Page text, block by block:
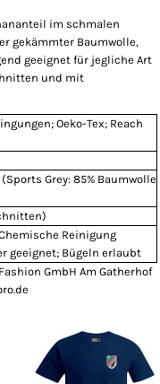
im schmalen
gekämmter Baumwolle,
geeignet für jegliche Art
und mit
Oeko-Tex; Reach
Grey: 85% Baumwolle
Reinigung
geeignet; Bügeln erlaubt
GmbH Am Gatherhof